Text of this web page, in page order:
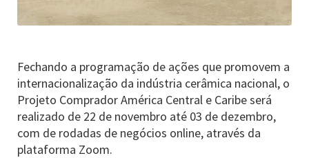
Fechando a programação de ações que promovem a
internacionalização da indústria cerâmica nacional, o
Projeto Comprador América Central e Caribe será
realizado de 22 de novembro até 03 de dezembro,
com de rodadas de negócios online, através da
plataforma Zoom.